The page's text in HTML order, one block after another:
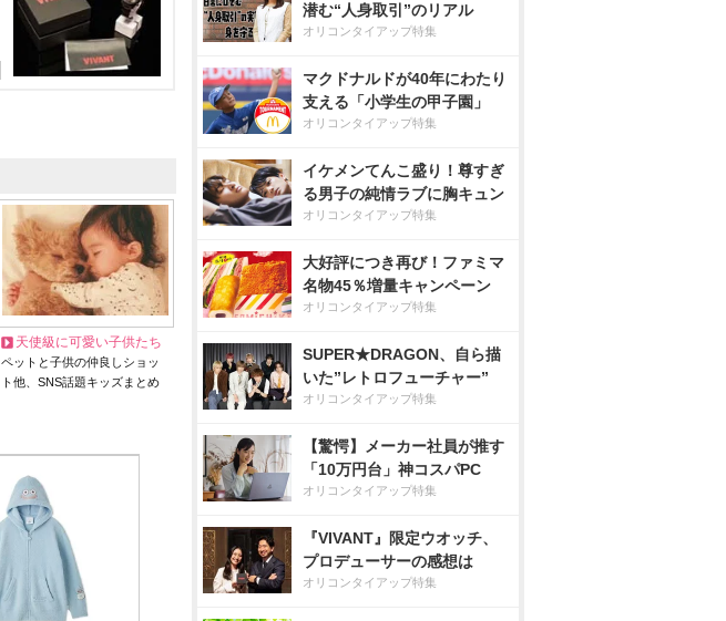
天使級に可愛い子供たち
ペットと子供の仲良しショッ
ト他、SNS話題キッズまとめ
潜む“人身取引”のリアル
オリコンタイアップ特集
マクドナルドが40年にわたり
支える「小学生の甲子園」
オリコンタイアップ特集
イケメンてんこ盛り！尊すぎ
る男子の純情ラブに胸キュン
オリコンタイアップ特集
大好評につき再び！ファミマ
名物45％増量キャンペーン
オリコンタイアップ特集
SUPER★DRAGON、自ら描
いた”レトロフューチャー”
オリコンタイアップ特集
【驚愕】メーカー社員が推す
「10万円台」神コスパPC
オリコンタイアップ特集
『VIVANT』限定ウオッチ、
プロデューサーの感想は
オリコンタイアップ特集